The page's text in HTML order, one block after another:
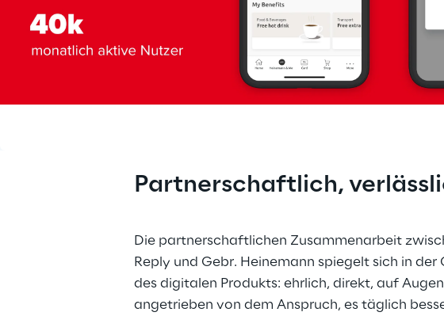
Partnerschaftlich,
Die partnerschaftlichen Zusammenarbeit
Reply und Gebr. Heinemann spiegelt sich in der
des digitalen Produkts: ehrlich, direkt, auf
angetrieben von dem Anspruch, es täglich